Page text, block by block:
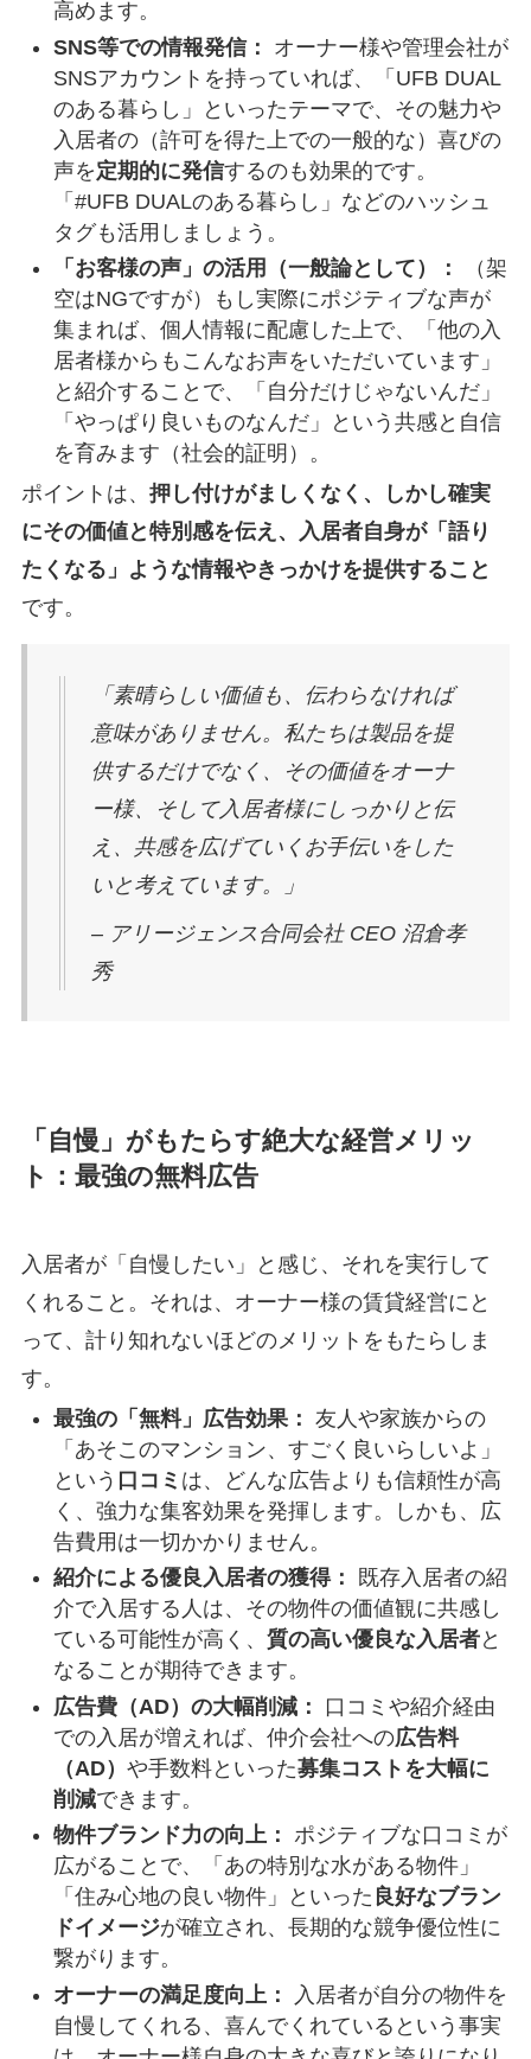
高めます。
SNS等での情報発信：
オーナー様や管理会社が
SNSアカウントを持っていれば、「UFB DUAL
のある暮らし」といったテーマで、その魅力や
入居者の（許可を得た上での一般的な）喜びの
声を定期的に発信するのも効果的です。
「#UFB DUALのある暮らし」などのハッシュ
タグも活用しましょう。
「お客様の声」の活用（一般論として）：
（架
空はNGですが）もし実際にポジティブな声が
集まれば、個人情報に配慮した上で、「他の入
居者様からもこんなお声をいただいています」
と紹介することで、「自分だけじゃないんだ」
「やっぱり良いものなんだ」という共感と自信
を育みます（社会的証明）。
ポイントは、 押し付けがましくなく、しかし確実
にその価値と特別感を伝え、入居者自身が「語り
たくなる」ような情報やきっかけを提供すること
です。
「素晴らしい価値も、伝わらなければ
意味がありません。私たちは製品を提
供するだけでなく、その価値をオーナ
ー様、そして入居者様にしっかりと伝
え、共感を広げていくお手伝いをした
いと考えています。」
– アリージェンス合同会社 CEO 沼倉孝
秀
「自慢」がもたらす絶大な経営メリッ
ト：最強の無料広告
入居者が「自慢したい」と感じ、それを実行して
くれること。それは、オーナー様の賃貸経営にと
って、計り知れないほどのメリットをもたらしま
す。
最強の「無料」広告効果： 友人や家族からの
「あそこのマンション、すごく良いらしいよ」
という 口コミ は、どんな広告よりも信頼性が高
く、強力な集客効果を発揮します。しかも、広
告費用は一切かかりません。
紹介による優良入居者の獲得：
既存入居者の紹
介で入居する人は、その物件の価値観に共感し
ている可能性が高く、 質の高い優良な入居者と
なることが期待できます。
広告費（AD）の大幅削減：
口コミや紹介経由
での入居が増えれば、仲介会社への広告料
（AD） や手数料といった募集コストを大幅に
削減できます。
物件ブランド力の向上： ポジティブな口コミが
広がることで、「あの特別な水がある物件」
「住み心地の良い物件」といった 良好なブラン
ドイメージが確立され、長期的な競争優位性に
繋がります。
オーナーの満足度向上：
入居者が自分の物件を
自慢してくれる、喜んでくれているという事実